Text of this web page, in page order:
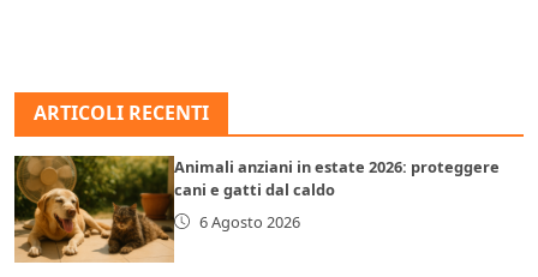
ARTICOLI RECENTI
Animali anziani in estate 2026: proteggere
cani e gatti dal caldo
6 Agosto 2026